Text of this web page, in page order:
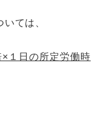
ては、
１日の所定労働時